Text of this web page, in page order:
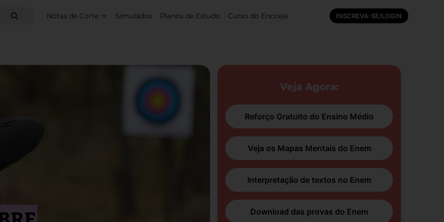
Notas de Corte Simulados Planos de Estudo Curso do Encceja INSCREVA-SE/LOGIN
Veja Agora:
Reforço Gratuito do Ensino Médio
Veja os Mapas Mentais do Enem
Interpretação de textos no Enem
Download das provas do Enem